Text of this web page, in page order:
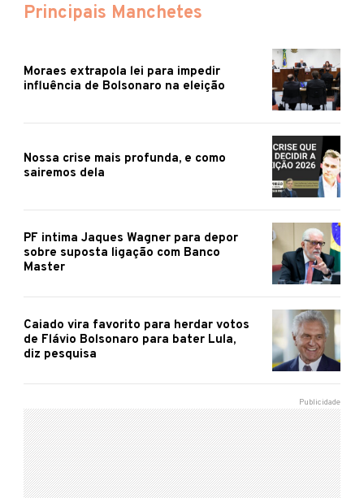
Principais Manchetes
Moraes extrapola lei para impedir
influência de Bolsonaro na eleição
Nossa crise mais profunda, e como
sairemos dela
PF intima Jaques Wagner para depor
sobre suposta ligação com Banco
Master
Caiado vira favorito para herdar votos
de Flávio Bolsonaro para bater Lula,
diz pesquisa